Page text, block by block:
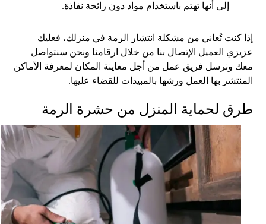
إلى أنها تهتم باستخدام مواد دون رائحة نفاذة.
إذا كنت تُعاني من مشكلة انتشار الرمة في منزلك، فعليك
عزيزي العميل الإتصال بنا من خلال ارقامنا ونحن سنتواصل
معك ونرسل فريق عمل من أجل معاينة المكان لمعرفة الأماكن
المنتشر بها العمل ورشها بالمبيدات للقضاء عليها.
طرق لحماية المنزل من حشرة الرمة